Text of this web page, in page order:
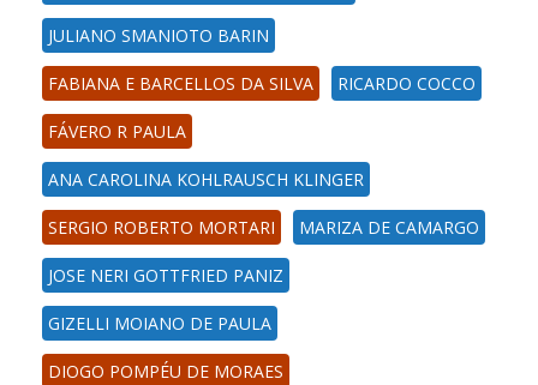
JULIANO SMANIOTO BARIN
FABIANA E BARCELLOS DA SILVA RICARDO COCCO
FÁVERO R PAULA
ANA CAROLINA KOHLRAUSCH KLINGER
SERGIO ROBERTO MORTARI MARIZA DE CAMARGO
JOSE NERI GOTTFRIED PANIZ
GIZELLI MOIANO DE PAULA
DIOGO POMPÉU DE MORAES